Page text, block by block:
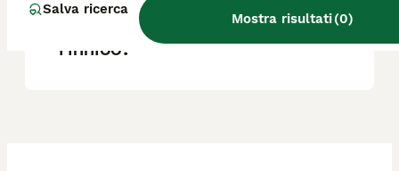
Salva ricerca
Mostra risultati(0)
Quanto vive uno Spitz
Finnico?